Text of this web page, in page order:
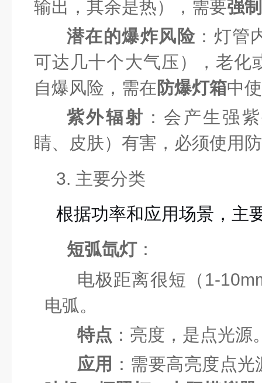
输出，其余是热），需要强
潜在的爆炸风险 ：灯管
可达几十个大气压），老化
自爆风险，需在防爆灯箱中
紫外辐射 ：会产生强
睛、皮肤）有害，必须使用
3. 主要分类
根据功率和应用场景，主
短弧氙灯：
电极距离很短（1-
电弧。
特点 ：亮度，是点光源
应用 ：需要高亮度点